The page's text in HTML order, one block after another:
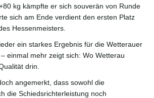
i
kg kämpfte er sich souverän von Runde
sich am Ende verdient den ersten Platz
Hessenmeisters.
ein starkes Ergebnis für die Wetterauer
einmal mehr zeigt sich: Wo Wetterau
drin.
angemerkt, dass sowohl die
die Schiedsrichterleistung noch